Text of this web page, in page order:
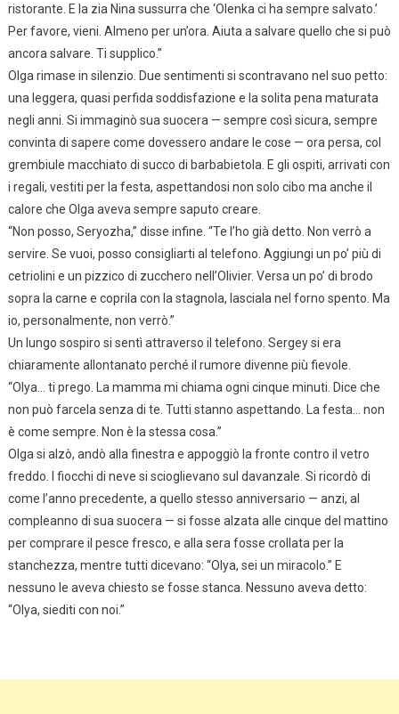
ristorante. E la zia Nina sussurra che ‘Olenka ci ha sempre salvato.’
Per favore, vieni. Almeno per un’ora. Aiuta a salvare quello che si può
ancora salvare. Ti supplico.”
Olga rimase in silenzio. Due sentimenti si scontravano nel suo petto:
una leggera, quasi perfida soddisfazione e la solita pena maturata
negli anni. Si immaginò sua suocera — sempre così sicura, sempre
convinta di sapere come dovessero andare le cose — ora persa, col
grembiule macchiato di succo di barbabietola. E gli ospiti, arrivati con
i regali, vestiti per la festa, aspettandosi non solo cibo ma anche il
calore che Olga aveva sempre saputo creare.
“Non posso, Seryozha,” disse infine. “Te l’ho già detto. Non verrò a
servire. Se vuoi, posso consigliarti al telefono. Aggiungi un po’ più di
cetriolini e un pizzico di zucchero nell’Olivier. Versa un po’ di brodo
sopra la carne e coprila con la stagnola, lasciala nel forno spento. Ma
io, personalmente, non verrò.”
Un lungo sospiro si sentì attraverso il telefono. Sergey si era
chiaramente allontanato perché il rumore divenne più fievole.
“Olya… ti prego. La mamma mi chiama ogni cinque minuti. Dice che
non può farcela senza di te. Tutti stanno aspettando. La festa… non
è come sempre. Non è la stessa cosa.”
Olga si alzò, andò alla finestra e appoggiò la fronte contro il vetro
freddo. I fiocchi di neve si scioglievano sul davanzale. Si ricordò di
come l’anno precedente, a quello stesso anniversario — anzi, al
compleanno di sua suocera — si fosse alzata alle cinque del mattino
per comprare il pesce fresco, e alla sera fosse crollata per la
stanchezza, mentre tutti dicevano: “Olya, sei un miracolo.” E
nessuno le aveva chiesto se fosse stanca. Nessuno aveva detto:
“Olya, siediti con noi.”